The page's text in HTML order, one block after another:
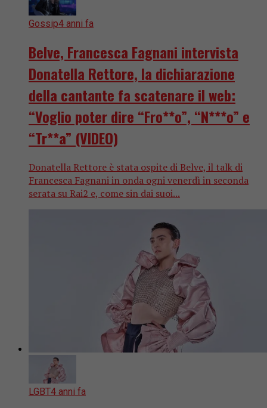
Gossip4 anni fa
Belve, Francesca Fagnani intervista
Donatella Rettore, la dichiarazione
della cantante fa scatenare il web:
“Voglio poter dire “Fro**o”, “N***o” e
“Tr**a” (VIDEO)
Donatella Rettore è stata ospite di Belve, il talk di
Francesca Fagnani in onda ogni venerdì in seconda
serata su Rai2 e, come sin dai suoi...
LGBT4 anni fa